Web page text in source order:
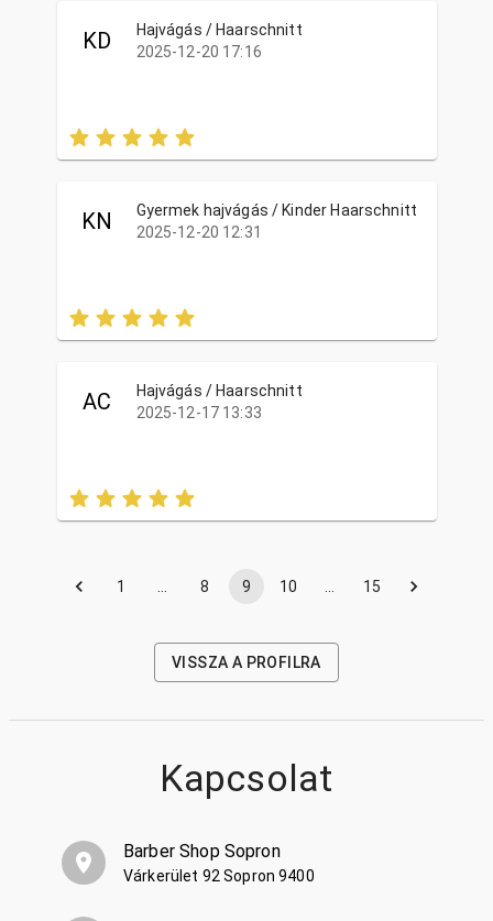
KD
Hajvágás / Haarschnitt
2025-12-20 17:16
KN
Gyermek hajvágás / Kinder Haarschnitt
2025-12-20 12:31
AC
Hajvágás / Haarschnitt
2025-12-17 13:33
1 … 8 9 10 … 15
VISSZA A PROFILRA
Kapcsolat
Barber Shop Sopron
Várkerület 92 Sopron 9400